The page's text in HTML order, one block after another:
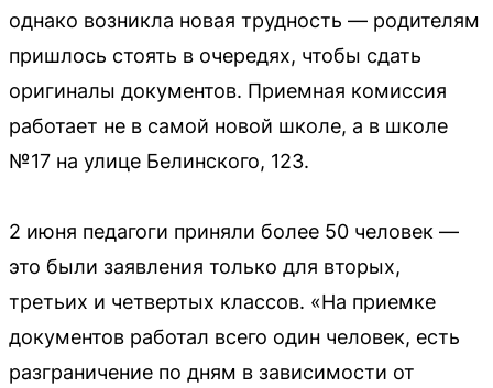
однако возникла новая трудность — родителям
пришлось стоять в очередях, чтобы сдать
оригиналы документов. Приемная комиссия
работает не в самой новой школе, а в школе
№17 на улице Белинского, 123.
2 июня педагоги приняли более 50 человек —
это были заявления только для вторых,
третьих и четвертых классов. «На приемке
документов работал всего один человек, есть
разграничение по дням в зависимости от